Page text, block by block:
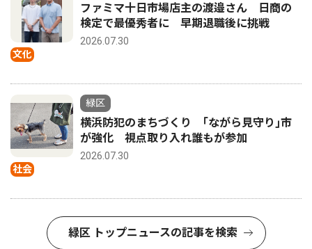
文化
ファミマ十日市場店主の渡邉さん 日商の
検定で最優秀者に 早期退職後に挑戦
2026.07.30
社会
緑区
横浜防犯のまちづくり ｢ながら見守り｣市
が強化 視点取り入れ誰もが参加
2026.07.30
緑区 トップニュースの記事を検索